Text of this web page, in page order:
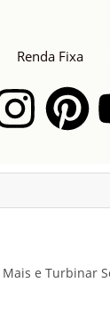
Renda Fixa